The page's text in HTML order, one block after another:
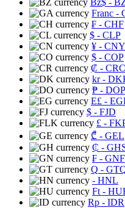
Bz$ -
Franc -
₣ - CHF
$ - CLP
¥ - CNY
$ - COP
₡ - CRC
kr-
₱ - DOP
E£ -
$ - FJD
£ -
₾ - GEL
₵ -
₣ - GNF
Q -
- HNL
Ft -
Rp - IDR